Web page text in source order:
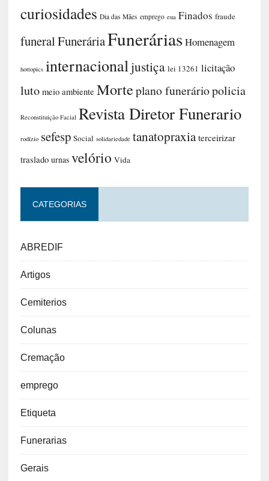
curiosidades Dia das Mães emprego eua Finados fraude
funeralFuneráriaFuneráriasHomenagem
hottopics internacionaljustiça lei 13261 licitação
luto meio ambiente Morteplano funeráriopolicia
Reconstituição Facial Revista Diretor Funerario
rodízio sefesp Social solidariedade tanatopraxia terceirizar
traslado urnas velório Vida
CATEGORIAS
ABREDIF
Artigos
Cemiterios
Colunas
Cremação
emprego
Etiqueta
Funerarias
Gerais